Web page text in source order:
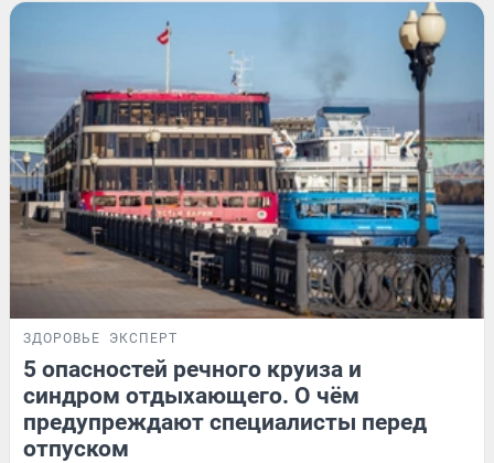
ЗДОРОВЬЕ ЭКСПЕРТ
5 опасностей речного круиза и
синдром отдыхающего. О чём
предупреждают специалисты перед
отпуском